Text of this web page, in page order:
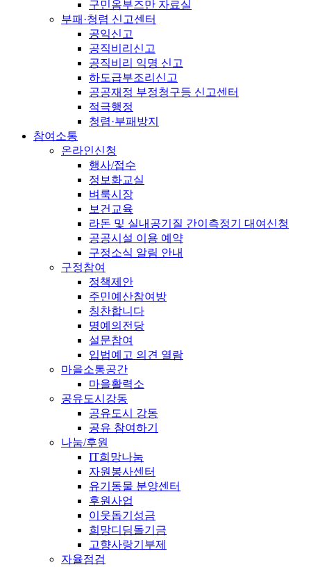
구민옴부즈만 자료실
부패·청렴 신고센터
공익신고
공직비리신고
공직비리 익명 신고
하도급부조리신고
공공재정 부정청구등 신고센터
적극행정
청렴·부패방지
참여소통
온라인신청
행사/접수
정보화교실
벼룩시장
보건교육
라돈 및 실내공기질 간이측정기 대여신청
공공시설 이용 예약
구정소식 알림 안내
구정참여
정책제안
주민예산참여방
칭찬합니다
명예의전당
설문참여
입법예고 의견 열람
마을소통공간
마을활력소
공유도시강동
공유도시 강동
공유 참여하기
나눔/후원
IT희망나눔
자원봉사센터
유기동물 분양센터
후원사업
이웃돕기성금
희망디딤돌기금
고향사랑기부제
자율점검